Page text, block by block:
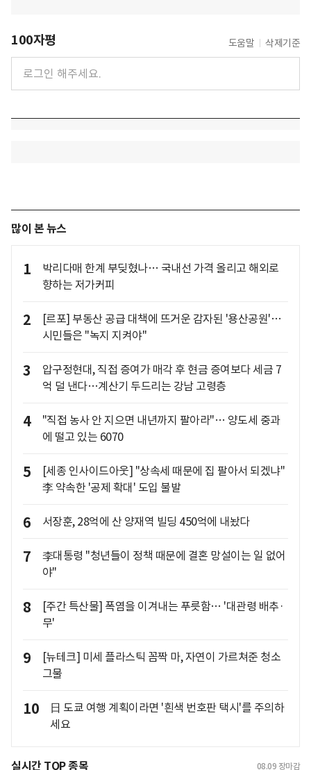
100자평 도움말 삭제기준
많이 본 뉴스
1
박리다매 한계 부딪혔나… 국내선 가격 올리고 해외로
향하는 저가커피
2
[르포] 부동산 공급 대책에 뜨거운 감자된 '용산공원'…
시민들은 "녹지 지켜야"
3
압구정현대, 직접 증여가 매각 후 현금 증여보다 세금 7
억 덜 낸다…계산기 두드리는 강남 고령층
4
"직접 농사 안 지으면 내년까지 팔아라"… 양도세 중과
에 떨고 있는 6070
5
[세종 인사이드아웃] "상속세 때문에 집 팔아서 되겠냐"
李 약속한 '공제 확대' 도입 불발
6 서장훈, 28억에 산 양재역 빌딩 450억에 내놨다
7
李대통령 "청년들이 정책 때문에 결혼 망설이는 일 없어
야"
8
[주간 특산물] 폭염을 이겨내는 푸릇함… '대관령 배추·
무'
9
[뉴테크] 미세 플라스틱 꼼짝 마, 자연이 가르쳐준 청소
그물
10
日 도쿄 여행 계획이라면 '흰색 번호판 택시'를 주의하
세요
실시간 TOP 종목 08.09 장마감